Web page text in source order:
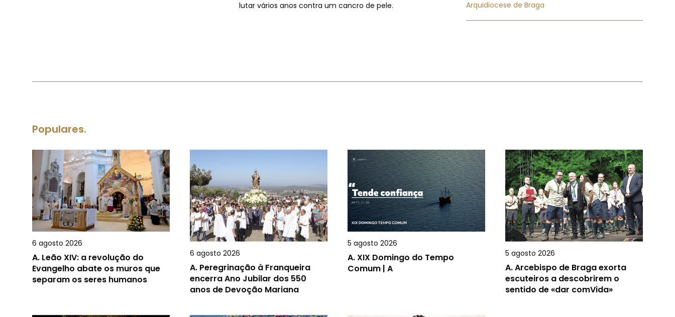
lutar vários anos contra um cancro de pele.
Arquidiocese de Braga
Populares.
6 agosto 2026
A. Leão XIV: a revolução do
Evangelho abate os muros que
separam os seres humanos
6 agosto 2026
A. Peregrinação à Franqueira
encerra Ano Jubilar dos 550
anos de Devoção Mariana
5 agosto 2026
A.XIX Domingo do Tempo
Comum | A
5 agosto 2026
A.Arcebispo de Braga exorta
escuteiros a descobrirem o
sentido de «dar comVida»